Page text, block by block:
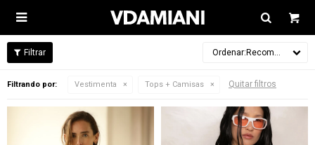

Recomendados
Filtrando por: Vestimenta Tops + Camisas Quitar filtros